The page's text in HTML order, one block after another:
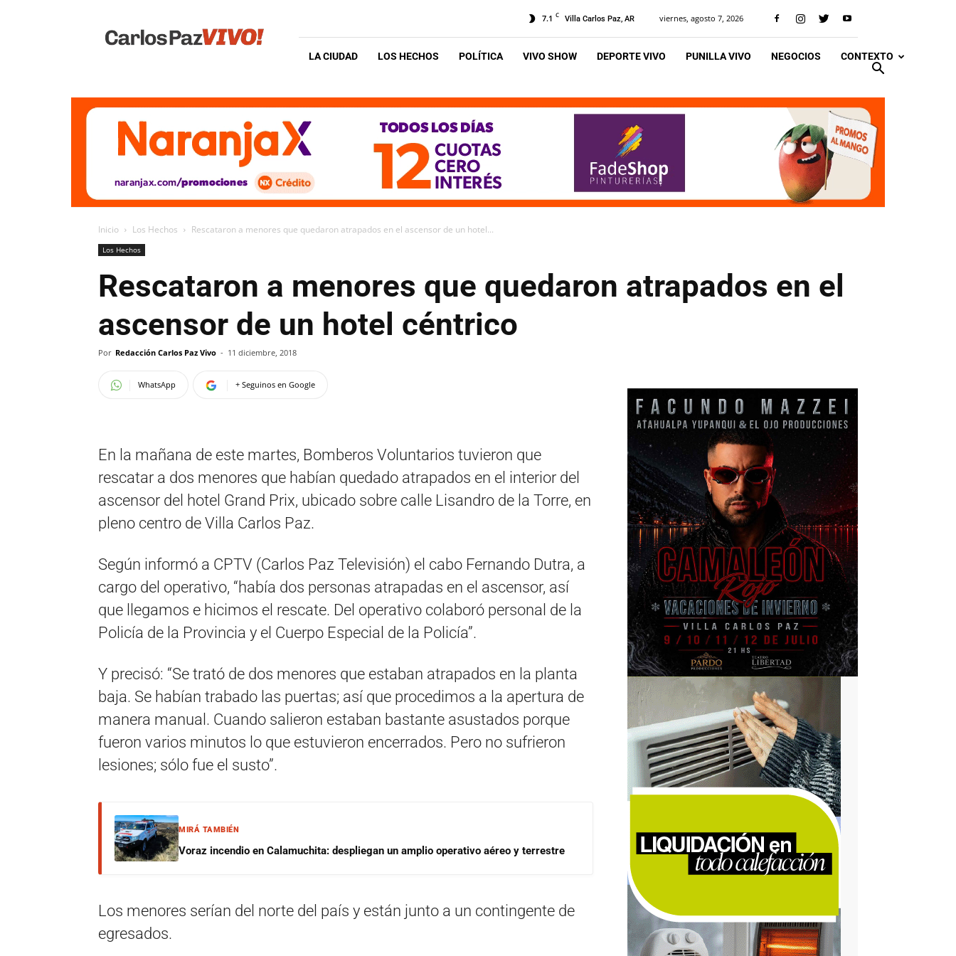
Vivo
7.1 C Villa Carlos Paz, AR viernes, agosto 7, 2026
LA CIUDAD LOS HECHOS POLÍTICA VIVO SHOW DEPORTE VIVO PUNILLA VIVO NEGOCIOS CONTEXTO
Inicio Los Hechos Rescataron a menores que quedaron atrapados en el ascensor de un hotel...
Los Hechos
Rescataron a menores que quedaron atrapados en el
ascensor de un hotel céntrico
Por Redacción Carlos Paz Vivo - 11 diciembre, 2018
WhatsApp + Seguinos en Google
En la mañana de este martes, Bomberos Voluntarios tuvieron que
rescatar a dos menores que habían quedado atrapados en el interior del
ascensor del hotel Grand Prix, ubicado sobre calle Lisandro de la Torre, en
pleno centro de Villa Carlos Paz.
Según informó a CPTV (Carlos Paz Televisión) el cabo Fernando Dutra, a
cargo del operativo, “había dos personas atrapadas en el ascensor, así
que llegamos e hicimos el rescate. Del operativo colaboró personal de la
Policía de la Provincia y el Cuerpo Especial de la Policía”.
Y precisó: “Se trató de dos menores que estaban atrapados en la planta
baja. Se habían trabado las puertas; así que procedimos a la apertura de
manera manual. Cuando salieron estaban bastante asustados porque
fueron varios minutos lo que estuvieron encerrados. Pero no sufrieron
lesiones; sólo fue el susto”.
MIRÁ TAMBIÉN
Voraz incendio en Calamuchita: despliegan un amplio operativo aéreo y terrestre
Los menores serían del norte del país y están junto a un contingente de
egresados.